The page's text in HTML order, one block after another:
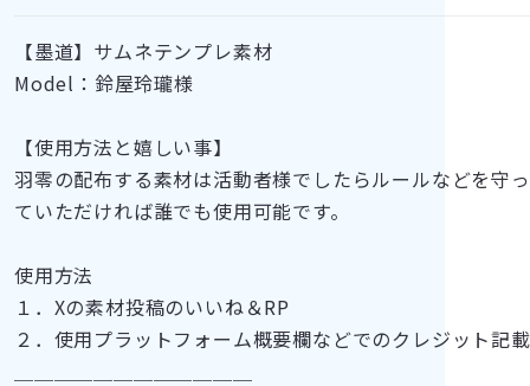
【墨道】サムネテンプレ素材
Model：鈴屋玲瓏様
【使用方法と嬉しい事】
羽零の配布する素材は活動者様でしたらルールなどを守っ
ていただければ誰でも使用可能です。
使用方法
１．Xの素材投稿のいいね＆RP
２．使用プラットフォーム概要欄などでのクレジット記載